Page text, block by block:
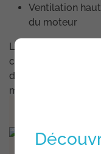
Ventilation
du moteur
Le DMX 410.H est
crochet de
disponibles pour
métiers.